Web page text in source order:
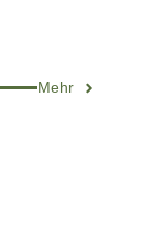
Mehr